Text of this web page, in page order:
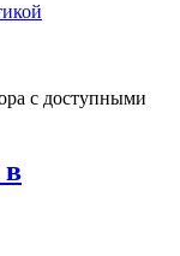
с доступными
в